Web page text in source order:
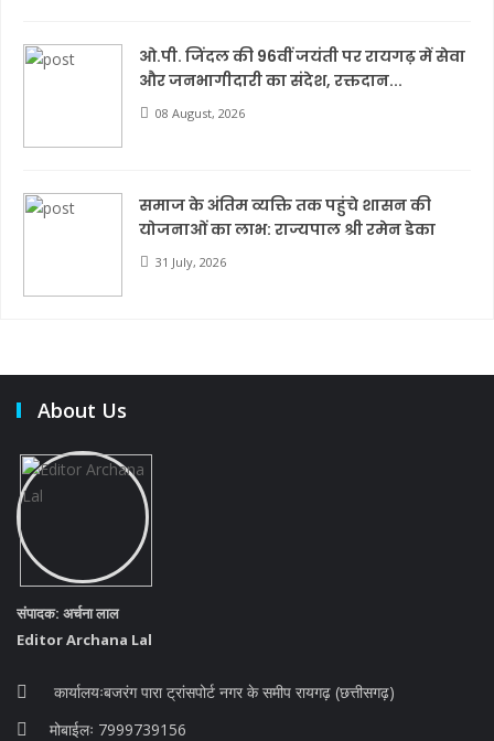
ओ.पी. जिंदल की 96वीं जयंती पर रायगढ़ में सेवा
और जनभागीदारी का संदेश, रक्तदान...
08 August, 2026
समाज के अंतिम व्यक्ति तक पहुंचे शासन की
योजनाओं का लाभ: राज्यपाल श्री रमेन डेका
31 July, 2026
About Us
संपादक: अर्चना लाल
Editor Archana Lal
कार्यालयःबजरंग पारा ट्रांसपोर्ट नगर के समीप रायगढ़ (छत्तीसगढ़)
मोबाईलः 7999739156